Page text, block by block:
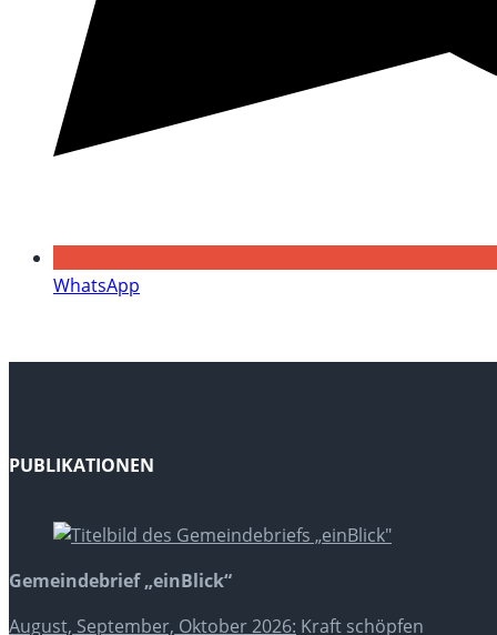
WhatsApp
PUBLIKATIONEN
Gemeindebrief „einBlick“
August, September, Oktober 2026: Kraft schöpfen